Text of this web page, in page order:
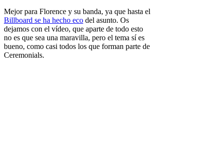
Mejor para Florence y su banda, ya que hasta el
Billboard se ha hecho eco del asunto. Os
dejamos con el vídeo, que aparte de todo esto
no es que sea una maravilla, pero el tema sí es
bueno, como casi todos los que forman parte de
Ceremonials.